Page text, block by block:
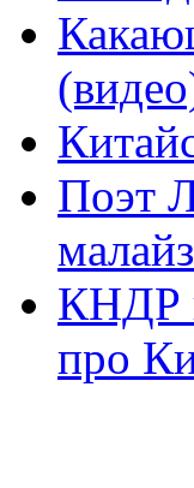
Поэт
КНДР
про